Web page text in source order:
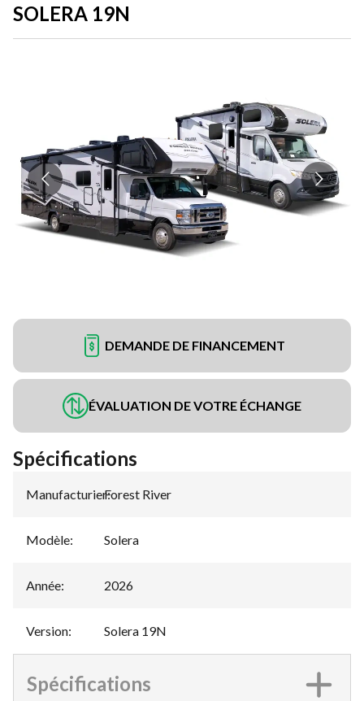
SOLERA 19N
DEMANDE DE FINANCEMENT
ÉVALUATION DE VOTRE ÉCHANGE
Spécifications
Manufacturier:
Forest River
Modèle: Solera
Année: 2026
Version: Solera 19N
Spécifications